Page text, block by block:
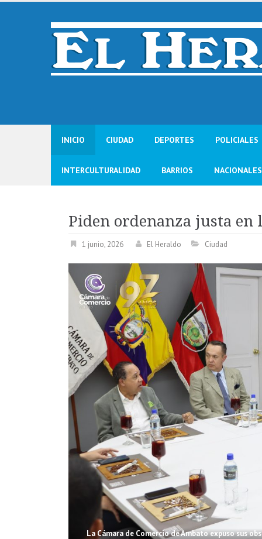
Skip
INICIO CIUDAD DEPORTES POLICIALES
INTERCULTURALIDAD BARRIOS NACIONALES
Piden ordenanza justa en
1 junio, 2026 El Heraldo Ciudad
La Cámara de Comercio de Ambato expuso sus